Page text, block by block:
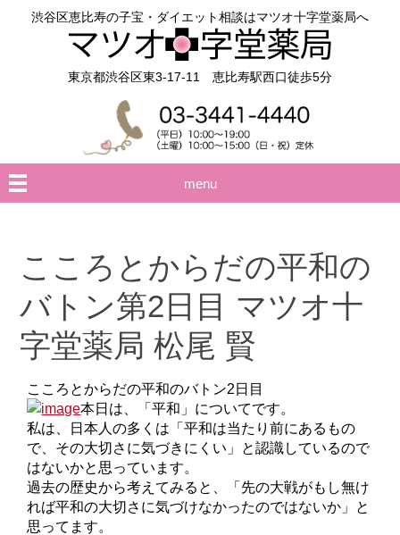
渋谷区恵比寿の子宝・ダイエット相談はマツオ十字堂薬局へ
東京都渋谷区東3-17-11 恵比寿駅西口徒歩5分
menu
こころとからだの平和の
バトン第2日目 マツオ十
字堂薬局 松尾 賢
こころとからだの平和のバトン2日目
本日は、「平和」についてです。
私は、日本人の多くは「平和は当たり前にあるもの
で、その大切さに気づきにくい」と認識しているので
はないかと思っています。
過去の歴史から考えてみると、「先の大戦がもし無け
れば平和の大切さに気づけなかったのではないか」と
思ってます。